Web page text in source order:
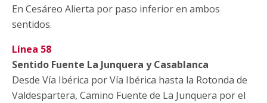
En Cesáreo Alierta por paso inferior en ambos
sentidos.
Línea 58
Sentido Fuente La Junquera y Casablanca
Desde Vía Ibérica por Vía Ibérica hasta la Rotonda de
Valdespartera, Camino Fuente de La Junquera por el